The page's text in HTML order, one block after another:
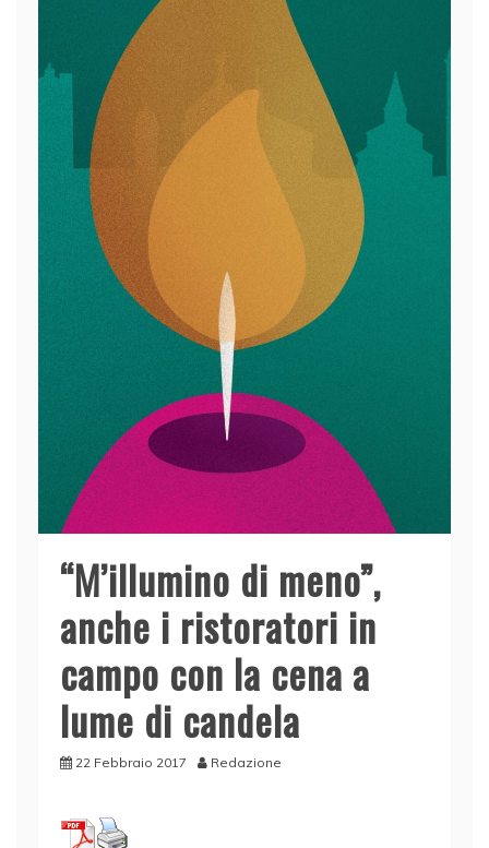
“M’illumino di meno”,
anche i ristoratori in
campo con la cena a
lume di candela
22 Febbraio 2017 Redazione